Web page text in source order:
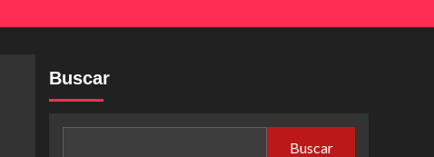
Buscar
Buscar